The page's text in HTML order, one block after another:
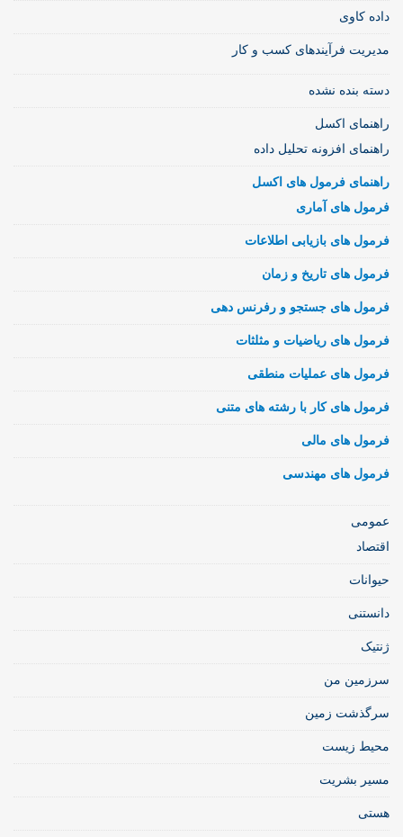
داده کاوی
مدیریت فرآیندهای کسب و کار
دسته بنده نشده
راهنمای اکسل
راهنمای افزونه تحلیل داده
راهنمای فرمول های اکسل
فرمول های آماری
فرمول های بازیابی اطلاعات
فرمول های تاریخ و زمان
فرمول های جستجو و رفرنس دهی
فرمول های ریاضیات و مثلثات
فرمول های عملیات منطقی
فرمول های کار با رشته های متنی
فرمول های مالی
فرمول های مهندسی
عمومی
اقتصاد
حیوانات
دانستنی
ژنتیک
سرزمین من
سرگذشت زمین
محیط زیست
مسیر بشریت
هستی